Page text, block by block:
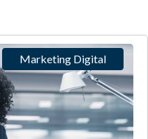
Marketing Digital